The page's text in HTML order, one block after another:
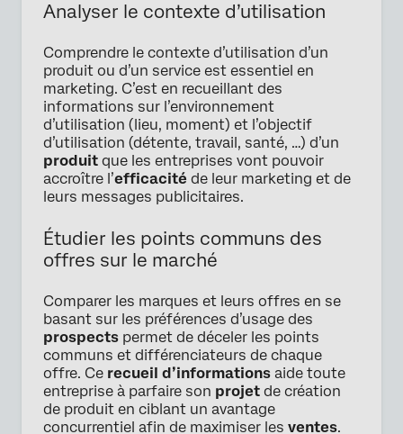
Analyser le contexte d’utilisation
Comprendre le contexte d’utilisation d’un
produit ou d’un service est essentiel en
marketing. C’est en recueillant des
informations sur l’environnement
d’utilisation (lieu, moment) et l’objectif
d’utilisation (détente, travail, santé, …) d’un
produit que les entreprises vont pouvoir
accroître l’efficacité de leur marketing et de
leurs messages publicitaires.
Étudier les points communs des
offres sur le marché
Comparer les marques et leurs offres en se
basant sur les préférences d’usage des
prospects permet de déceler les points
communs et différenciateurs de chaque
offre. Ce recueil d’informations aide toute
entreprise à parfaire son projet de création
de produit en ciblant un avantage
concurrentiel afin de maximiser les ventes.